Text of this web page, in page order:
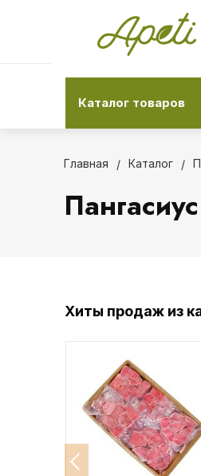
Каталог товаров
Главная Каталог
Хиты продаж из